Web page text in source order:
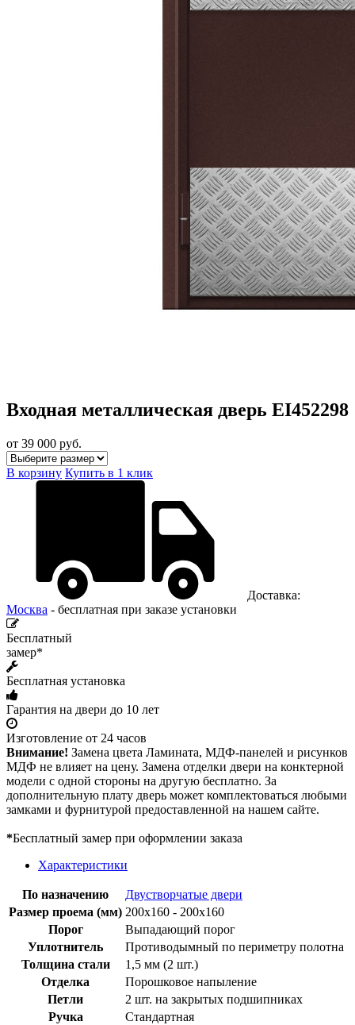
Входная металлическая дверь EI452298
от 39 000 руб.
В корзину Купить в 1 клик
Доставка:
Москва - бесплатная при заказе установки
Бесплатный
замер*
Бесплатная установка
Гарантия на двери до 10 лет
Изготовление от 24 часов
Внимание! Замена цвета Ламината, МДФ-панелей и рисунков
МДФ не влияет на цену. Замена отделки двери на конктерной
модели с одной стороны на другую бесплатно. За
дополнительную плату дверь может комплектоваться любыми
замками и фурнитурой предоставленной на нашем сайте.
*Бесплатный замер при оформлении заказа
Характеристики
По назначению
Двустворчатые двери
Размер проема (мм) 200х160 - 200х160
Порог
Выпадающий порог
Уплотнитель
Противодымный по периметру полотна
Толщина стали
1,5 мм (2 шт.)
Отделка
Порошковое напыление
Петли
2 шт. на закрытых подшипниках
Ручка
Стандартная